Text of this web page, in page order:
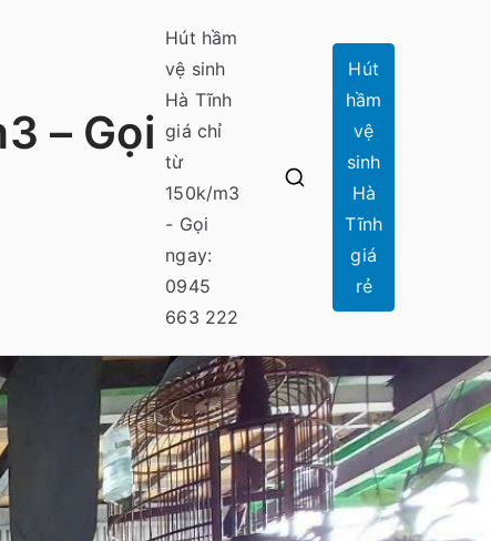
– Gọi
Hút hầm
vệ sinh
Hà Tĩnh
giá chỉ
từ
150k/m3
- Gọi
ngay:
0945
663 222
Hút
hầm
vệ
sinh
Hà
Tĩnh
giá
rẻ